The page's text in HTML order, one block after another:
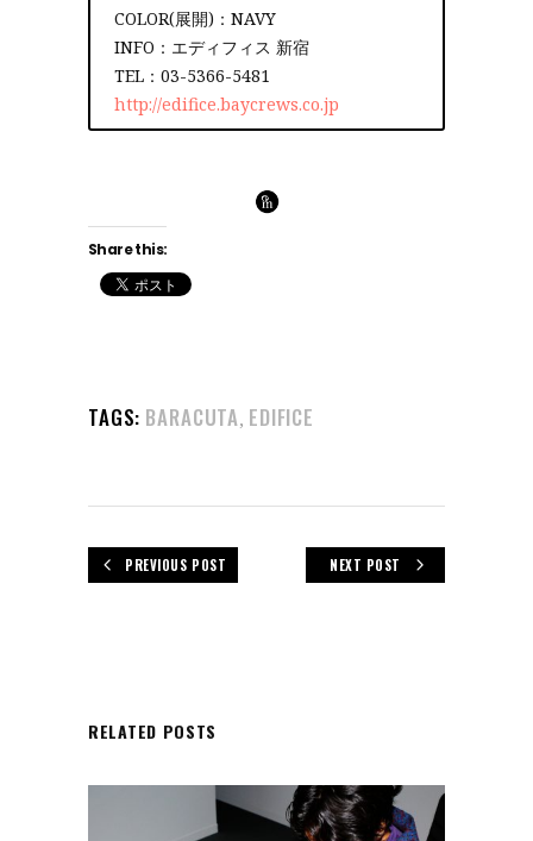
COLOR(展開)：NAVY
INFO：エディフィス 新宿
TEL：03-5366-5481
http://edifice.baycrews.co.jp
Share this:
TAGS: BARACUTA, EDIFICE
PREVIOUS POST NEXT POST
RELATED POSTS